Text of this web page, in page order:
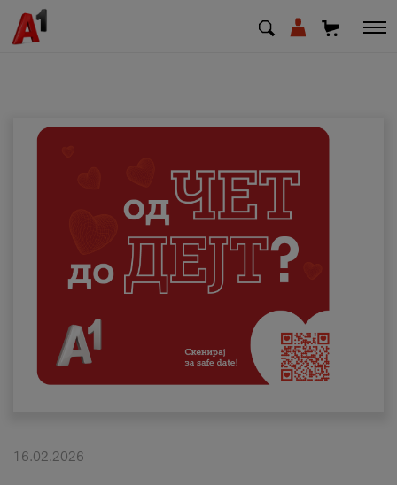
Деловни
Поддршка
Надополни кредит
Плати сметка
#ПодобарОнлајн
16.02.2026